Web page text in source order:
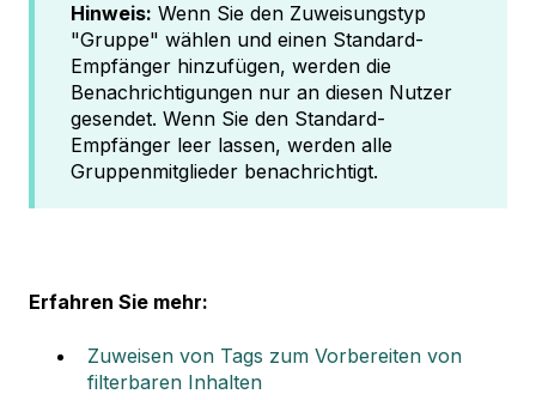
Hinweis: Wenn Sie den Zuweisungstyp
"Gruppe" wählen und einen Standard-
Empfänger hinzufügen, werden die
Benachrichtigungen nur an diesen Nutzer
gesendet. Wenn Sie den Standard-
Empfänger leer lassen, werden alle
Gruppenmitglieder benachrichtigt.
Erfahren Sie mehr:
Zuweisen von Tags zum Vorbereiten von
filterbaren Inhalten